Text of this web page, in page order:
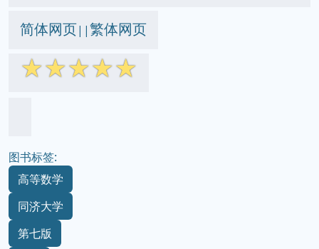
简体网页||繁体网页
☆☆☆☆☆
图书标签:
高等数学
同济大学
第七版